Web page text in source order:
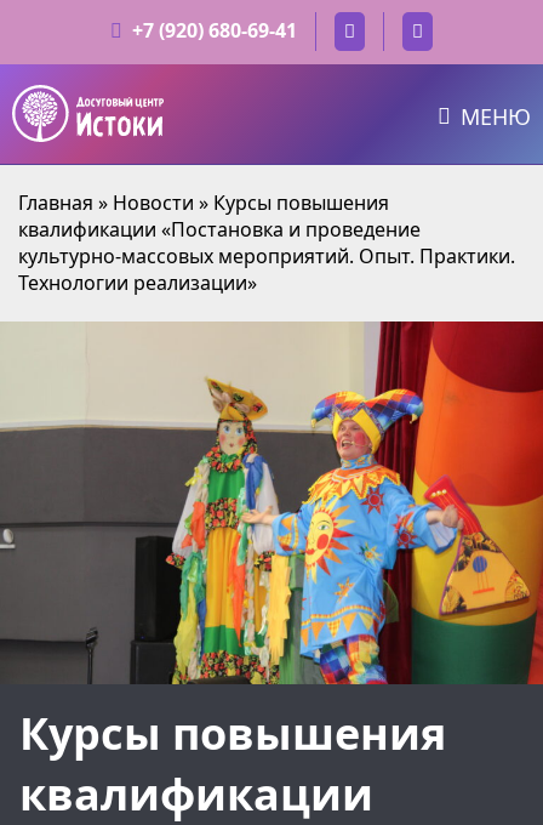
+7 (920) 680-69-41
МЕНЮ
Главная » Новости » Курсы повышения
квалификации «Постановка и проведение
культурно-массовых мероприятий. Опыт. Практики.
Технологии реализации»
Курсы повышения
квалификации